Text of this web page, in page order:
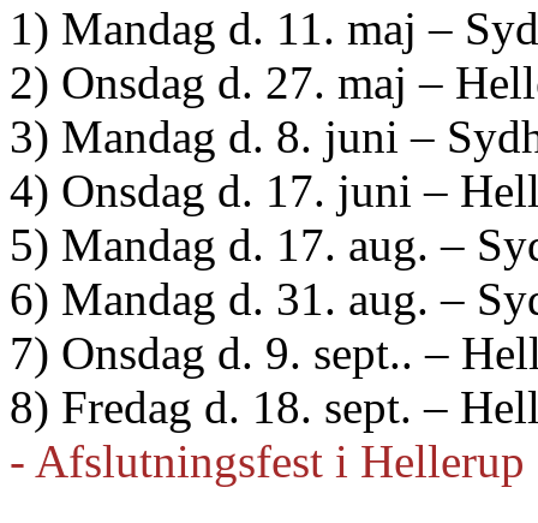
1) Mandag d. 11. maj –
2) Onsdag d. 27. maj –
3) Mandag d. 8. juni –
4) Onsdag d. 17. juni –
5) Mandag d. 17. aug. –
6) Mandag d. 31. aug. –
7) Onsdag d. 9. sept.. –
8) Fredag d. 18. sept. –
- Afslutningsfest i Hellerup